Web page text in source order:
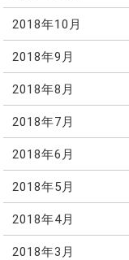
2018年10月
2018年9月
2018年8月
2018年7月
2018年6月
2018年5月
2018年4月
2018年3月